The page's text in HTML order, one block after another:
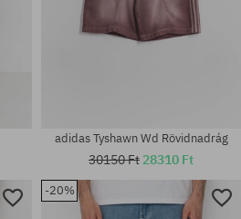
Elérhető méretek:
adidas Tyshawn Wd Rövidnadrág
30150 Ft 28310 Ft
-20%